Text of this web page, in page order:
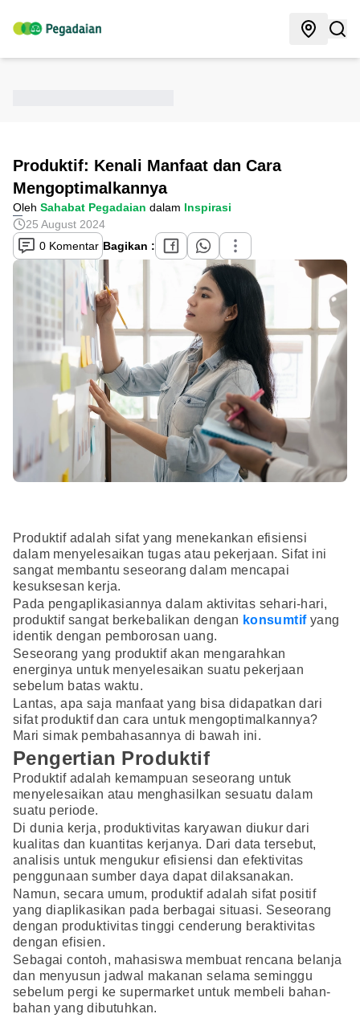
Produktif: Kenali Manfaat dan Cara
Mengoptimalkannya
Oleh Sahabat Pegadaian dalam Inspirasi
25 August 2024
0 Komentar Bagikan :
Produktif adalah sifat yang menekankan efisiensi
dalam menyelesaikan tugas atau pekerjaan. Sifat ini
sangat membantu seseorang dalam mencapai
kesuksesan kerja.
Pada pengaplikasiannya dalam aktivitas sehari-hari,
produktif sangat berkebalikan dengan konsumtifyang
identik dengan pemborosan uang.
Seseorang yang produktif akan mengarahkan
energinya untuk menyelesaikan suatu pekerjaan
sebelum batas waktu.
Lantas, apa saja manfaat yang bisa didapatkan dari
sifat produktif dan cara untuk mengoptimalkannya?
Mari simak pembahasannya di bawah ini.
Pengertian Produktif
Produktif adalah kemampuan seseorang untuk
menyelesaikan atau menghasilkan sesuatu dalam
suatu periode.
Di dunia kerja, produktivitas karyawan diukur dari
kualitas dan kuantitas kerjanya. Dari data tersebut,
analisis untuk mengukur efisiensi dan efektivitas
penggunaan sumber daya dapat dilaksanakan.
Namun, secara umum, produktif adalah sifat positif
yang diaplikasikan pada berbagai situasi. Seseorang
dengan produktivitas tinggi cenderung beraktivitas
dengan efisien.
Sebagai contoh, mahasiswa membuat rencana belanja
dan menyusun jadwal makanan selama seminggu
sebelum pergi ke supermarket untuk membeli bahan-
bahan yang dibutuhkan.